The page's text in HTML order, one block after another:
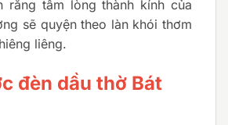
rằng tấm lòng thành kính của
sẽ quyện theo làn khói thơm
liêng.
đèn dầu thờ Bát